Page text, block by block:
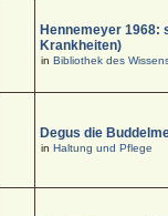
Hennemeyer 1968:
Krankheiten)
inBibliothek des
Degus die
inHaltung und Pflege